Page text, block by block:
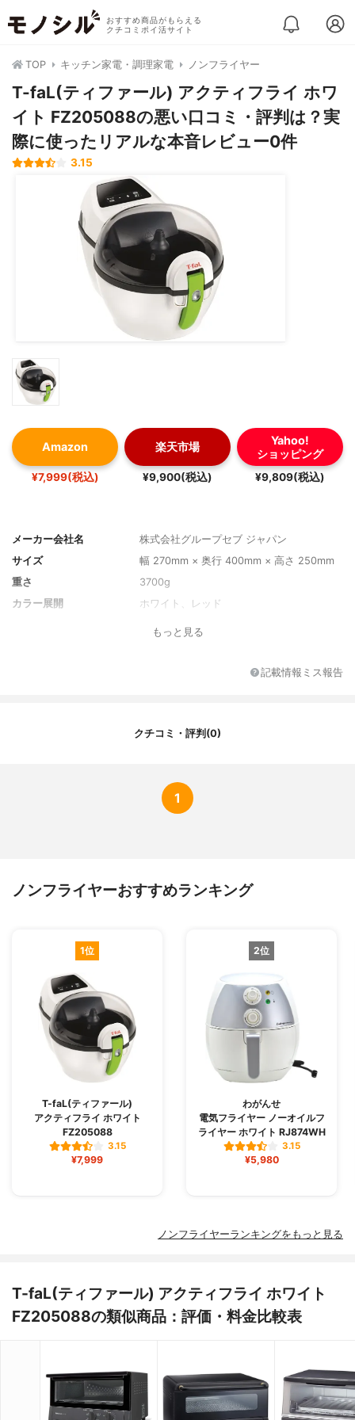
おすすめ商品がもらえる
クチコミポイ活サイト
TOP キッチン家電・調理家電 ノンフライヤー
T-faL(ティファール) アクティフライ ホワ
イト FZ205088の悪い口コミ・評判は？実
際に使ったリアルな本音レビュー0件
3.15
Amazon
¥7,999(税込)
楽天市場
¥9,900(税込)
Yahoo!
ショッピング
¥9,809(税込)
メーカー会社名
株式会社グループセブ ジャパン
サイズ
幅 270mm × 奥行 400mm × 高さ 250mm
重さ
3700g
カラー展開
ホワイト、レッド
もっと見る
記載情報ミス報告
クチコミ・評判(0)
1
ノンフライヤーおすすめランキング
1位
T-faL(ティファール)
アクティフライ ホワイト
FZ205088
3.15
¥7,999
2位
わがんせ
電気フライヤー ノーオイルフ
ライヤー ホワイト RJ874WH
3.15
¥5,980
ノンフライヤーランキングをもっと見る
T-faL(ティファール) アクティフライ ホワイト
FZ205088の類似商品：評価・料金比較表